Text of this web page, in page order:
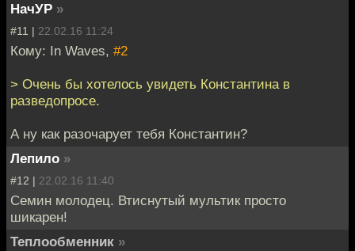
НачУР »
#11 | 22.02.16 11:24
Кому: In Waves, #2
> Очень бы хотелось увидеть Константина в
разведопросе.
А ну как разочарует тебя Константин?
Лепило »
#12 | 22.02.16 11:40
Семин молодец. Втиснутый мультик просто
шикарен!
Теплообменник »